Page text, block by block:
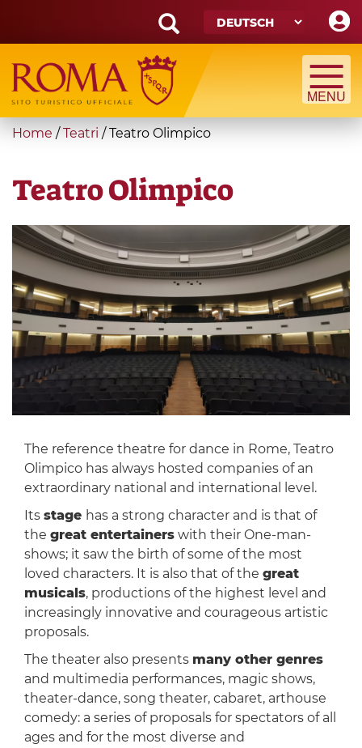
main
content
Search
form
Suche
You
here
Home / Teatri /Teatro Olimpico
Teatro Olimpico
The reference theatre for dance in Rome, Teatro
Olimpico has always hosted companies of an
extraordinary national and international level.
Its stage has a strong character and is that of
the great entertainerswith their One-man-
shows; it saw the birth of some of the most
loved characters. It is also that of the great
musicals, productions of the highest level and
increasingly innovative and courageous artistic
proposals.
The theater also presents many other genres
and multimedia performances, magic shows,
theater-dance, song theater, cabaret, arthouse
comedy: a series of proposals for spectators of all
ages and for the most diverse and